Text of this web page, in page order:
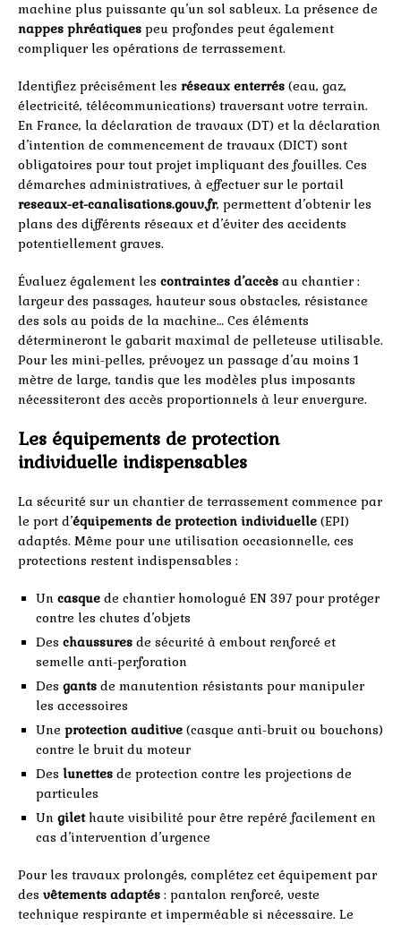
machine plus puissante qu’un sol sableux. La présence de
nappes phréatiques peu profondes peut également
compliquer les opérations de terrassement.
Identifiez précisément les réseaux enterrés (eau, gaz,
électricité, télécommunications) traversant votre terrain.
En France, la déclaration de travaux (DT) et la déclaration
d’intention de commencement de travaux (DICT) sont
obligatoires pour tout projet impliquant des fouilles. Ces
démarches administratives, à effectuer sur le portail
reseaux-et-canalisations.gouv.fr, permettent d’obtenir les
plans des différents réseaux et d’éviter des accidents
potentiellement graves.
Évaluez également les contraintes d’accès au chantier :
largeur des passages, hauteur sous obstacles, résistance
des sols au poids de la machine… Ces éléments
détermineront le gabarit maximal de pelleteuse utilisable.
Pour les mini-pelles, prévoyez un passage d’au moins 1
mètre de large, tandis que les modèles plus imposants
nécessiteront des accès proportionnels à leur envergure.
Les équipements de protection
individuelle indispensables
La sécurité sur un chantier de terrassement commence par
le port d’équipements de protection individuelle (EPI)
adaptés. Même pour une utilisation occasionnelle, ces
protections restent indispensables :
Un casque de chantier homologué EN 397 pour protéger
contre les chutes d’objets
Des chaussures de sécurité à embout renforcé et
semelle anti-perforation
Des gants de manutention résistants pour manipuler
les accessoires
Une protection auditive (casque anti-bruit ou bouchons)
contre le bruit du moteur
Des lunettes de protection contre les projections de
particules
Un gilethaute visibilité pour être repéré facilement en
cas d’intervention d’urgence
Pour les travaux prolongés, complétez cet équipement par
des vêtements adaptés : pantalon renforcé, veste
technique respirante et imperméable si nécessaire. Le